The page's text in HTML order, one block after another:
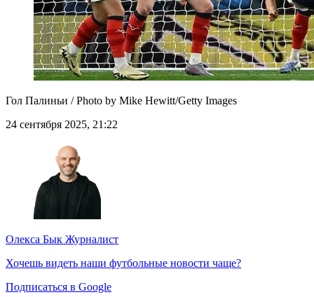
Гол Палиньи / Photo by Mike Hewitt/Getty Images
24 сентября 2025, 21:22
Олекса Бык Журналист
Хочешь видеть наши футбольные новости чаще?
Подписаться в Google